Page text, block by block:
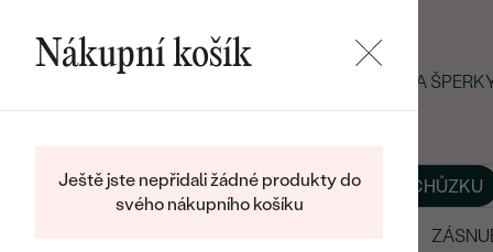
LETNÍ BLACK FRIDAY: −25 % NA
BLOGŠPERKY NA MÍRU DOMLUVIT SI SCHŮZKU
Nákupní košík
Ještě jste nepřidali žádné produkty do
svého nákupního košíku